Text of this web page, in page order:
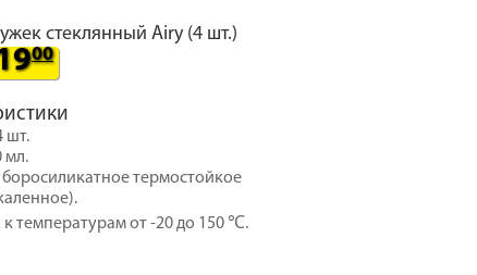
стеклянный Airy (4 шт.)
00
шт.
мл.
термостойкое
к температурам от -20 до 150 ℃.